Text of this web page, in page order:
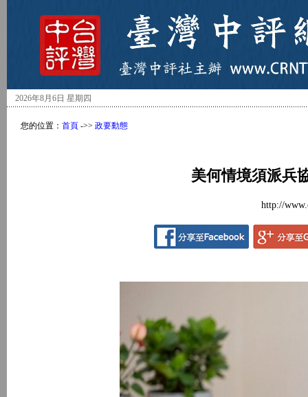
2026年8月6日 星期四
您的位置： 首頁 ->> 政要動態
美何情境須派兵
http://